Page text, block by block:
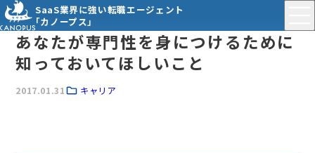
SaaS業界に強い転職エージェント
「カノープス」
あなたが専門性を身につけるために
知っておいてほしいこと
2017.01.31 キャリア